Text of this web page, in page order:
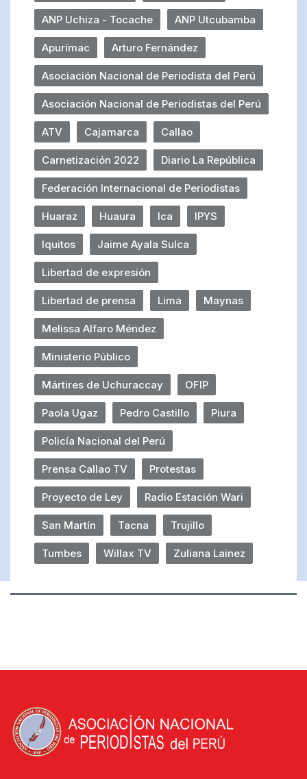
ANP Uchiza - Tocache ANP Utcubamba
Apurímac Arturo Fernández
Asociación Nacional de Periodista del Perú
Asociación Nacional de Periodistas del Perú
ATV Cajamarca Callao
Carnetización 2022 Diario La República
Federación Internacional de Periodistas
Huaraz Huaura Ica IPYS
Iquitos Jaime Ayala Sulca
Libertad de expresión
Libertad de prensa Lima Maynas
Melissa Alfaro Méndez
Ministerio Público
Mártires de Uchuraccay OFIP
Paola Ugaz Pedro Castillo Piura
Policía Nacional del Perú
Prensa Callao TV Protestas
Proyecto de Ley Radio Estación Wari
San Martín Tacna Trujillo
Tumbes Willax TV Zuliana Lainez